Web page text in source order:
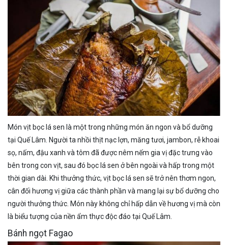
Món vịt bọc lá sen là một trong những món ăn ngon và bổ dưỡng
tại Quế Lâm. Người ta nhồi thịt nạc lợn, măng tươi, jambon, rễ khoai
sọ, nấm, đậu xanh và tôm đã được nêm nếm gia vị đặc trưng vào
bên trong con vịt, sau đó bọc lá sen ở bên ngoài và hấp trong một
thời gian dài. Khi thưởng thức, vịt bọc lá sen sẽ trở nên thơm ngon,
cân đối hương vị giữa các thành phần và mang lại sự bổ dưỡng cho
người thưởng thức. Món này không chỉ hấp dẫn về hương vị mà còn
là biểu tượng của nền ẩm thực độc đáo tại Quế Lâm.
Bánh ngọt Fagao